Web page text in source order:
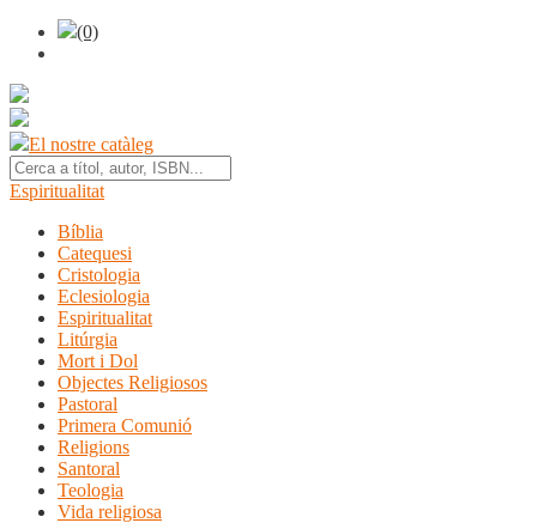
(0)
El nostre catàleg
Espiritualitat
Bíblia
Catequesi
Cristologia
Eclesiologia
Espiritualitat
Litúrgia
Mort i Dol
Objectes Religiosos
Pastoral
Primera Comunió
Religions
Santoral
Teologia
Vida religiosa